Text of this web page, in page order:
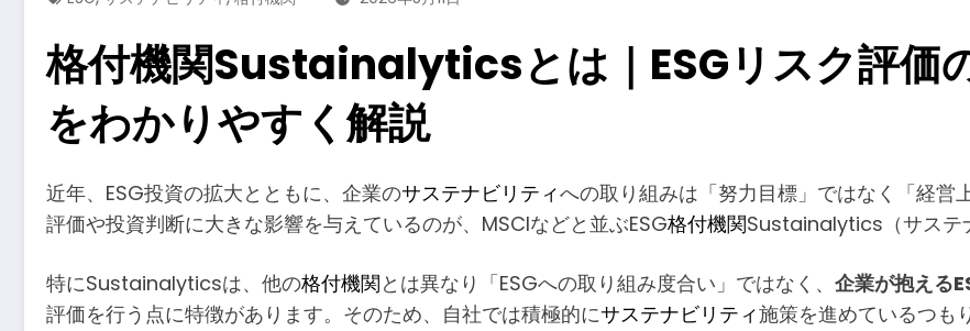
格付機関Sustainalyticsとは｜ESGリスク評価
をわかりやすく解説
近年、ESG投資の拡大とともに、企業のサステナビリティへの取り組みは「努力目標」ではなく「経営
評価や投資判断に大きな影響を与えているのが、MSCIなどと並ぶESG格付機関Sustainalytics（サステ
特にSustainalyticsは、他の格付機関とは異なり「ESGへの取り組み度合い」ではなく、 企業が抱える
評価を行う点に特徴があります。そのため、自社では積極的にサステナビリティ施策を進めているつ